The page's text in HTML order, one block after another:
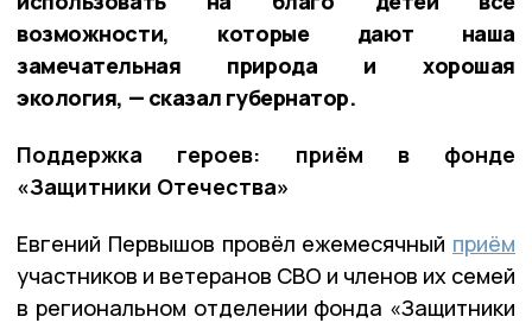
возможности, которые дают наша
замечательная природа и хорошая
экология, — сказал губернатор.
Поддержка героев: приём в фонде
«Защитники Отечества»
Евгений Первышов провёл ежемесячный приём
участников и ветеранов СВО и членов их семей
в региональном отделении фонда «Защитники